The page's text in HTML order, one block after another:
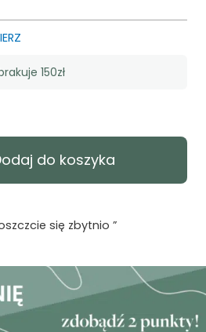
150zł
do koszyka
się zbytnio ”